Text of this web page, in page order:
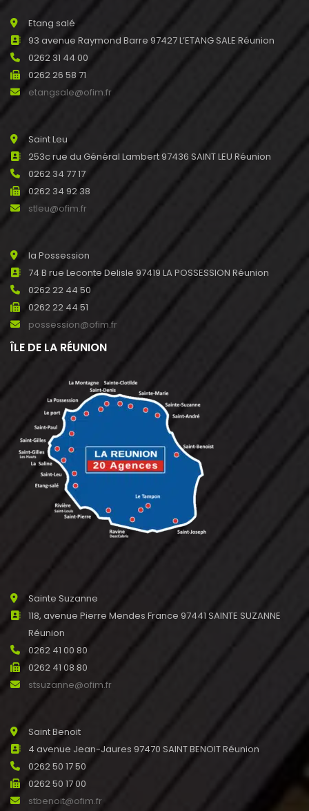
Etang salé
93 avenue Raymond Barre 97427 L’ETANG SALE Réunion
0262 31 44 00
0262 26 58 71
etangsale@ofim.fr
Saint Leu
253c rue du Général Lambert 97436 SAINT LEU Réunion
0262 34 77 17
0262 34 92 38
stleu@ofim.fr
la Possession
74 B rue Leconte Delisle 97419 LA POSSESSION Réunion
0262 22 44 50
0262 22 44 51
possession@ofim.fr
ÎLE DE LA RÉUNION
Sainte Suzanne
118, avenue Pierre Mendes France 97441 SAINTE SUZANNE
Réunion
0262 41 00 80
0262 41 08 80
stsuzanne@ofim.fr
Saint Benoit
4 avenue Jean-Jaures 97470 SAINT BENOIT Réunion
0262 50 17 50
0262 50 17 00
stbenoit@ofim.fr